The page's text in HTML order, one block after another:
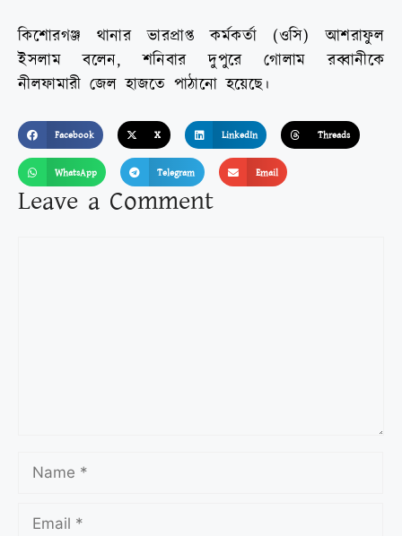
কিশোরগঞ্জ থানার ভারপ্রাপ্ত কর্মকর্তা (ওসি) আশরাফুল
ইসলাম বলেন, শনিবার দুপুরে গোলাম রব্বানীকে
নীলফামারী জেল হাজতে পাঠানো হয়েছে।
Facebook X LinkedIn Threads
WhatsApp Telegram Email
Leave a Comment